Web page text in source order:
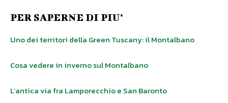
PER SAPERNE DI PIU’
Uno dei territori della Green Tuscany: il Montalbano
Cosa vedere in inverno sul Montalbano
L’antica via fra Lamporecchio e San Baronto